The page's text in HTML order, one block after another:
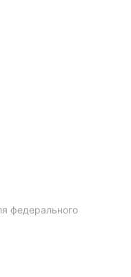
федерального